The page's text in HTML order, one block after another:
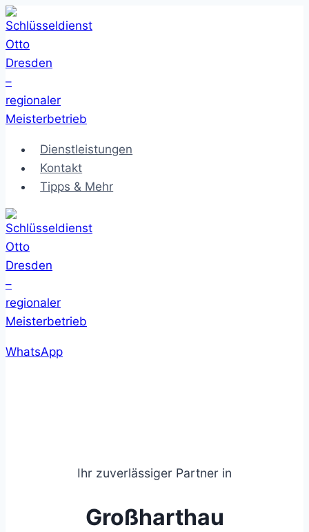
Zum
Inhalt
springen
Dienstleistungen
Kontakt
Tipps & Mehr
WhatsApp
Ihr zuverlässiger Partner in
Großharthau